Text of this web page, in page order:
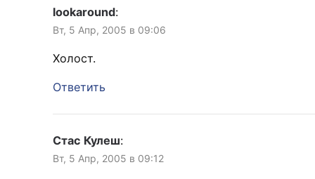
lookaround:
Вт, 5 Апр, 2005 в 09:06
Холост.
Ответить
Стас Кулеш:
Вт, 5 Апр, 2005 в 09:12